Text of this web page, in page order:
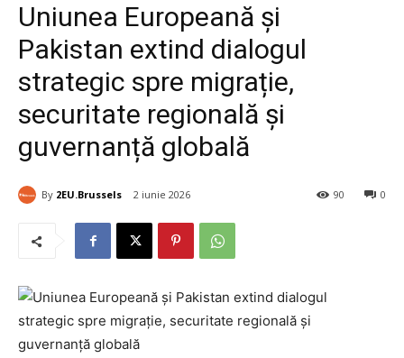
Uniunea Europeană și
Pakistan extind dialogul
strategic spre migrație,
securitate regională și
guvernanță globală
By 2EU.Brussels 2 iunie 2026 0
90